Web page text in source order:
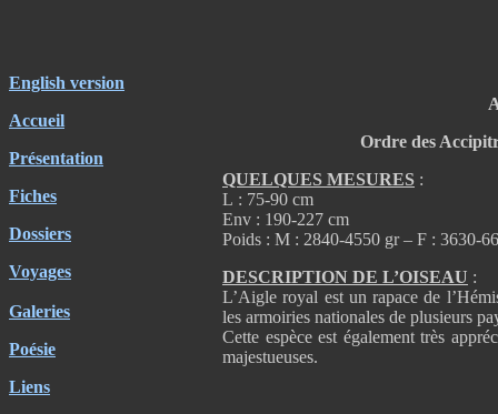
English version
Accueil
Présentation
Fiches
Dossiers
Voyages
Galeries
Poésie
Liens
Ordre des
QUELQUES MESURES :
L : 75-90 cm
Env : 190-227 cm
Poids : M : 2840-4550 gr – F : 3630-
DESCRIPTION DE L’OISEAU :
L’Aigle royal est un rapace de
les armoiries nationales de plusieurs
Cette espèce est également très
majestueuses.